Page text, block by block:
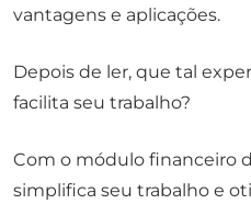
vantagens e aplicações.
Depois de ler, que tal
facilita seu trabalho?
Com o módulo financeiro
simplifica seu trabalho e